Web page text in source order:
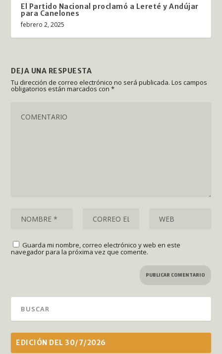
El Partido Nacional proclamó a Lereté y Andújar
para Canelones
febrero 2, 2025
DEJA UNA RESPUESTA
Tu dirección de correo electrónico no será publicada. Los campos
obligatorios están marcados con*
Guarda mi nombre, correo electrónico y web en este
navegador para la próxima vez que comente.
EDICIÓN DEL 30/7/2026